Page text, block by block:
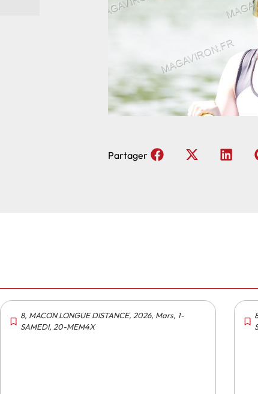
Partager
8, MACON LONGUE DISTANCE, 2026, Mars, 1-
SAMEDI, 20-MEM4X
8